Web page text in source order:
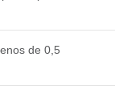
de 0,5